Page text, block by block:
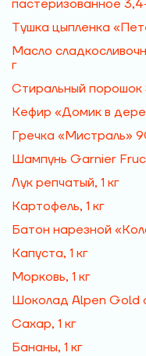
пастеризованное
Тушка цыпленка
Масло
г
Стиральный порошок
Кефир «Домик в
Гречка «Мистраль»
Шампунь Garnier
Лук репчатый, 1 кг
Картофель, 1 кг
Батон нарезной
Капуста, 1 кг
Морковь, 1 кг
Шоколад Alpen Gold
Сахар, 1 кг
Бананы, 1 кг